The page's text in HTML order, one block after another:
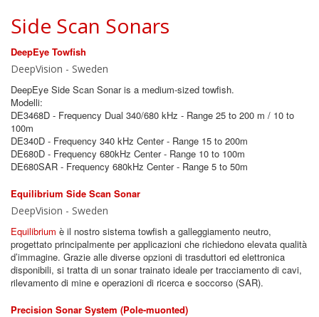
Side Scan Sonars
DeepEye Towfish
DeepVision - Sweden
DeepEye Side Scan Sonar is a medium-sized towfish.
Modelli:
DE3468D - Frequency Dual 340/680 kHz - Range 25 to 200 m / 10 to
100m
DE340D - Frequency 340 kHz Center - Range 15 to 200m
DE680D - Frequency 680kHz Center - Range 10 to 100m
DE680SAR - Frequency 680kHz Center - Range 5 to 50m
Equilibrium Side Scan Sonar
DeepVision - Sweden
Equilibrium è il nostro sistema towfish a galleggiamento neutro,
progettato principalmente per applicazioni che richiedono elevata qualità
d’immagine. Grazie alle diverse opzioni di trasduttori ed elettronica
disponibili, si tratta di un sonar trainato ideale per tracciamento di cavi,
rilevamento di mine e operazioni di ricerca e soccorso (SAR).
Precision Sonar System (Pole-muonted)